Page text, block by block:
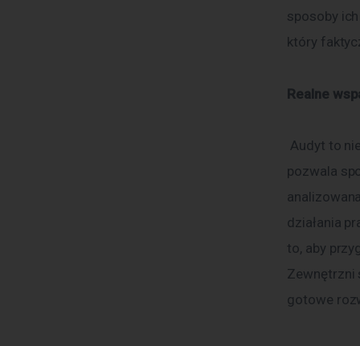
sposoby
który
Realne
pozwala
działania
to, aby
Zewnętrzni
gotowe